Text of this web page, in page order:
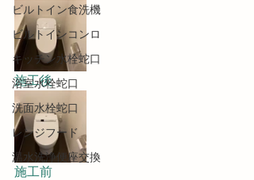
ビルトイン食洗機
ビルトインコンロ
キッチン水栓蛇口
浴室水栓蛇口
洗面水栓蛇口
レンジフード
温水洗浄便座交換
施工後
施工前